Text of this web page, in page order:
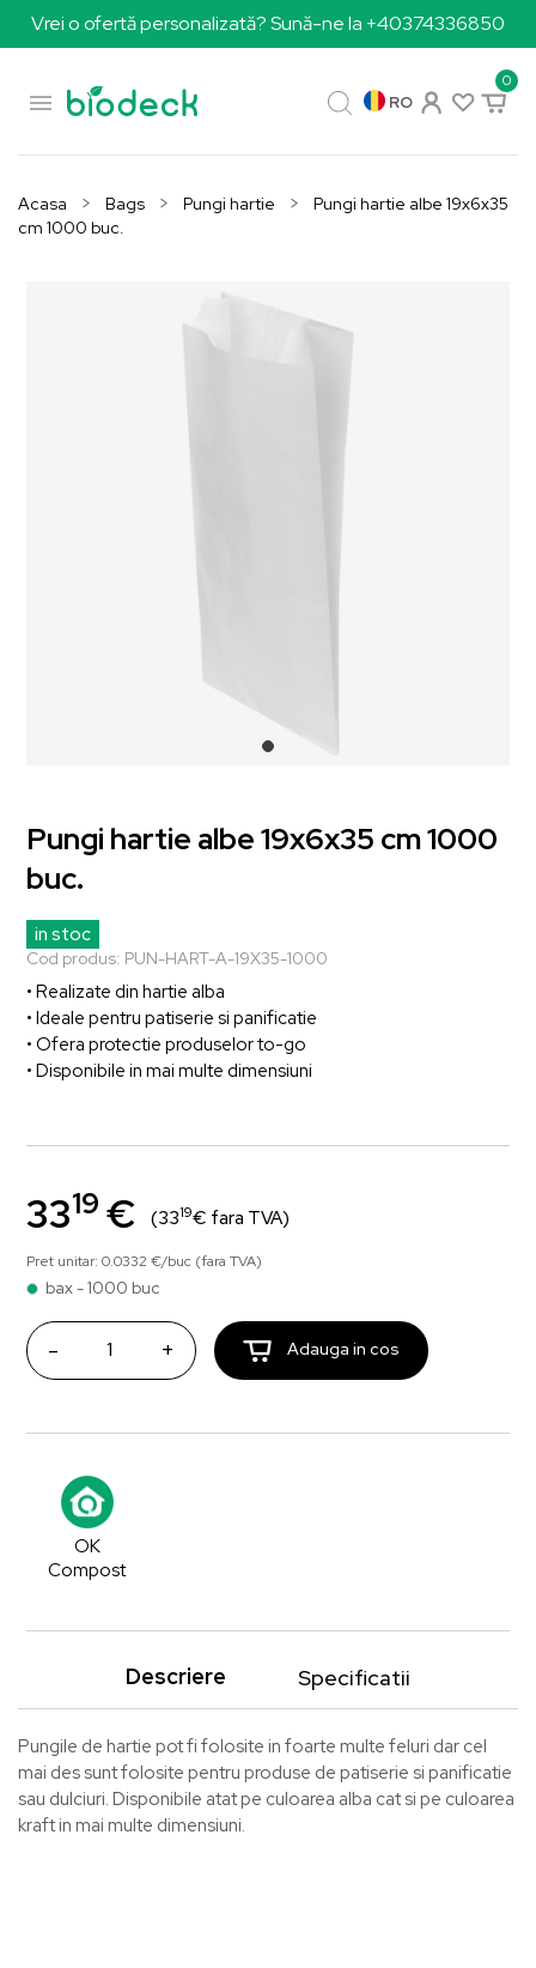
Vrei o ofertă personalizată? Sună-ne la +40374336850

0
RO
Acasa Bags Pungi hartie
Pungi hartie albe 19x6x35
cm 1000 buc.
Pungi hartie albe 19x6x35 cm 1000
buc.
in stoc
Cod produs: PUN-HART-A-19X35-1000
• Realizate din hartie alba
• Ideale pentru patiserie si panificatie
• Ofera protectie produselor to-go
• Disponibile in mai multe dimensiuni
3319 € (3319€ fara TVA)
Pret unitar: 0.0332 €/buc (fara TVA)
bax - 1000 buc
- + Adauga in cos
OK
Compost
Descriere Specificatii
Pungile de hartie pot fi folosite in foarte multe feluri dar cel
mai des sunt folosite pentru produse de patiserie si panificatie
sau dulciuri. Disponibile atat pe culoarea alba cat si pe culoarea
kraft in mai multe dimensiuni.